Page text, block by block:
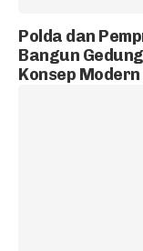
Polda dan
Bangun
Konsep Modern